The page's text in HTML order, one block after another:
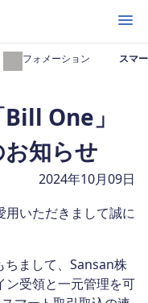
開く
インフォメーション スマ
One」
知らせ
2024年10月09日
いただきまして誠に
ちまして、Sansan株
ン受領と一元管理を可